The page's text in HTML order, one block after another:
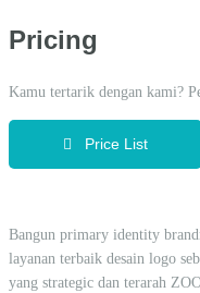
Pricing
Kamu tertarik dengan kami?
Price List
Bangun primary identity
layanan terbaik desain logo
yang strategic dan terarah